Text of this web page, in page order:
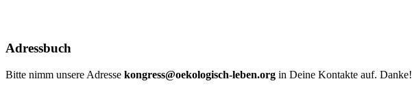
Adressbuch
Bitte nimm unsere Adresse kongress@oekologisch-leben.org in Deine Kontakte auf. Danke!